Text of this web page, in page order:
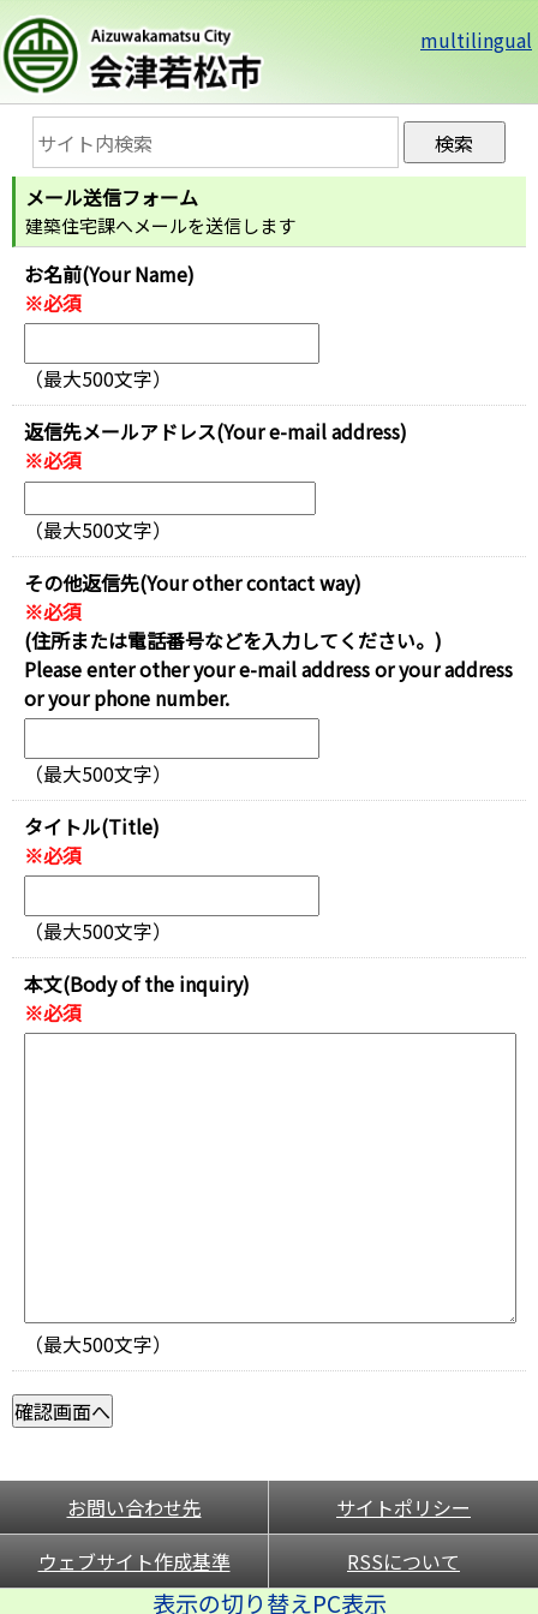
multilingual
メール送信フォーム
建築住宅課へメールを送信します
お名前(Your Name)
※必須
（最大500文字）
返信先メールアドレス(Your e-mail address)
※必須
（最大500文字）
その他返信先(Your other contact way)
※必須
(住所または電話番号などを入力してください。)
Please enter other your e-mail address or your address
or your phone number.
（最大500文字）
タイトル(Title)
※必須
（最大500文字）
本文(Body of the inquiry)
※必須
（最大500文字）
お問い合わせ先
サイトポリシー
ウェブサイト作成基準
RSSについて
表示の切り替えPC表示